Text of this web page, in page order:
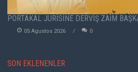
PORTAKAL JÜRİSİNE DERVİŞ ZAİM
05 Agustos 2026 0
SON EKLENENLER